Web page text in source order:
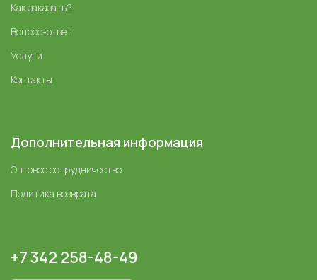
Как заказать?
Вопрос-ответ
Услуги
Контакты
Дополнительная информация
Оптовое сотрудничество
Политика возврата
+7 342 258-48-49